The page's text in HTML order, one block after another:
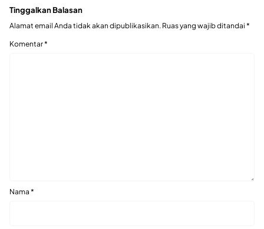
Tinggalkan Balasan
Alamat email Anda tidak akan dipublikasikan. Ruas yang wajib ditandai *
Komentar*
Nama *